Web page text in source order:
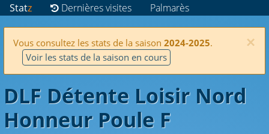
Statz Dernières visites Palmarès
×
Vous consultez les stats de la saison 2024-2025.
Voir les stats de la saison en cours
DLF Détente Loisir Nord
Honneur Poule F